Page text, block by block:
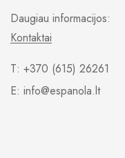
Daugiau informacijos:
Kontaktai
T: +370 (615) 26261
E: info@espanola.lt